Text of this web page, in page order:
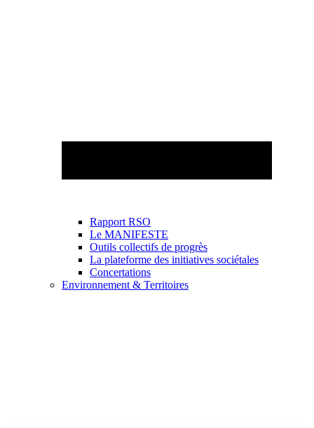
Rapport RSO
Le MANIFESTE
Outils collectifs de progrès
La plateforme des initiatives sociétales
Concertations
Environnement & Territoires